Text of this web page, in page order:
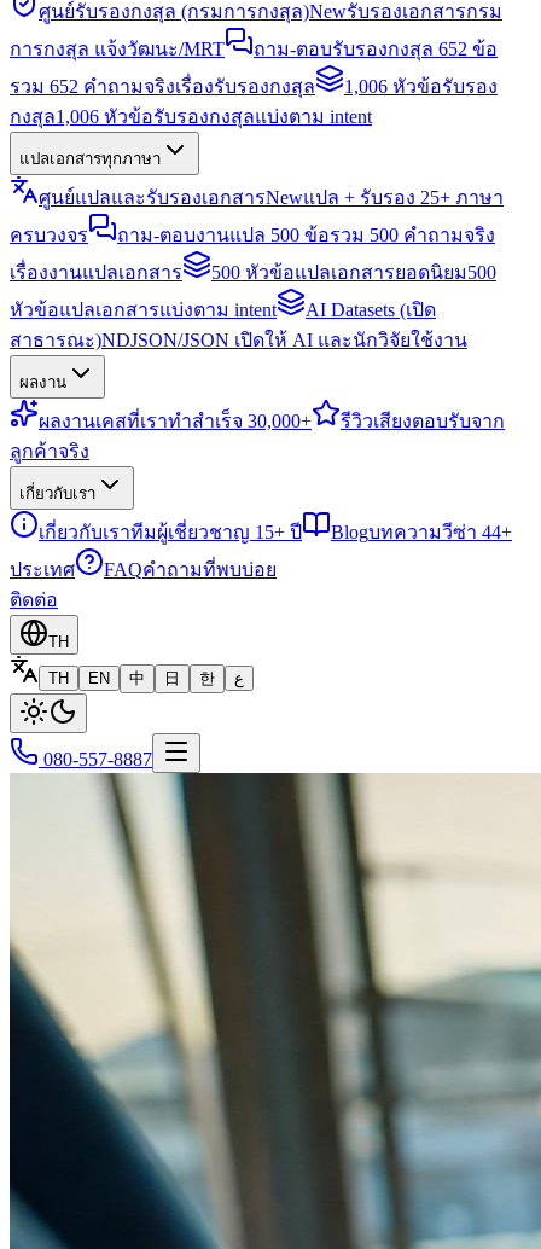
ศูนย์รับรองกงสุล (กรมการกงสุล)Newรับรองเอกสารกรม
การกงสุล แจ้งวัฒนะ/MRT
ถาม-ตอบรับรองกงสุล 652 ข้อ
รวม 652 คำถามจริงเรื่องรับรองกงสุล
1,006 หัวข้อรับรอง
กงสุล1,006 หัวข้อรับรองกงสุลแบ่งตาม intent
แปลเอกสารทุกภาษา
ศูนย์แปลและรับรองเอกสารNewแปล + รับรอง 25+ ภาษา
ครบวงจร
ถาม-ตอบงานแปล 500 ข้อรวม 500 คำถามจริง
เรื่องงานแปลเอกสาร
500 หัวข้อแปลเอกสารยอดนิยม500
หัวข้อแปลเอกสารแบ่งตาม intent
AI Datasets (เปิด
สาธารณะ)NDJSON/JSON เปิดให้ AI และนักวิจัยใช้งาน
ผลงาน
ผลงานเคสที่เราทำสำเร็จ 30,000+ รีวิวเสียงตอบรับจาก
ลูกค้าจริง
เกี่ยวกับเรา
เกี่ยวกับเราทีมผู้เชี่ยวชาญ 15+ ปี Blogบทความวีซ่า 44+
ประเทศ
FAQคำถามที่พบบ่อย
ติดต่อ
TH
TH
EN 中 日 한 ع
080-557-8887